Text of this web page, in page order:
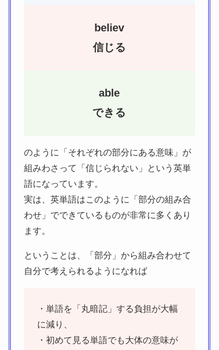
believ
信じる
able
できる
のように「それぞれの部分にある意味」が
組みわさって「信じられない」という英単
語になっています。
実は、英単語はこのように「部分の組み合
わせ」でできているものが非常に多くあり
ます。
ということは、「部分」から組み合わせて
自分で考えられるようになれば
・単語を「丸暗記」する負担が大幅
に減り、
・初めて見る単語でも大体の意味が